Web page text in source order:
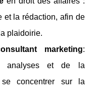
et la rédaction, afin de
plaidoirie.
marketing:
analyses et de la
concentrer sur la